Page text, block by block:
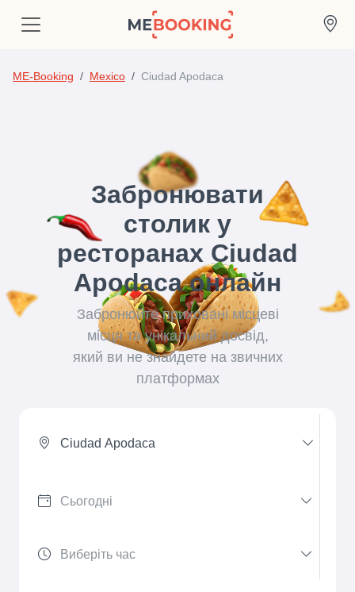
ME-Booking Mexico Ciudad Apodaca
Забронювати
столик у
ресторанах Ciudad
Apodaca онлайн
Забронюйте приховані місцеві
місця та унікальний досвід,
який ви не знайдете на звичних
платформах
Ciudad Apodaca